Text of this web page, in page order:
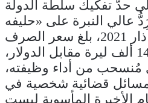
حدّ تفكيك سلطة الدولة
عالي النبرة على «حليفه
الليبرالي». في 16 آذار 2021، بلغ سعر الصرف
في السوق أكثر من 14 ألف ليرة مقابل الدولار،
مُنسحب من أداء وظيفته،
قضائية شخصية في
الأخيرة المأسوية ليست